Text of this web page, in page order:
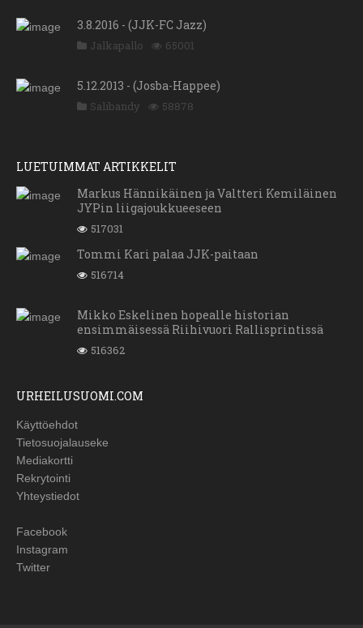
3.8.2016 - (JJK-FC Jazz)
Jalkapallo 65001
5.12.2013 - (Josba-Happee)
Salibandy 58878
LUETUIMMAT ARTIKKELIT
Markus Hännikäinen ja Valtteri Kemiläinen
JYPin liigajoukkueeseen
517031
Tommi Kari palaa JJK-paitaan
516714
Mikko Eskelinen hopealle historian
ensimmäisessä Riihivuori Rallisprintissä
516362
URHEILUSUOMI.COM
Käyttöehdot
Tietosuojalauseke
Mediakortti
Rekrytointi
Yhteystiedot
Facebook
Instagram
Twitter